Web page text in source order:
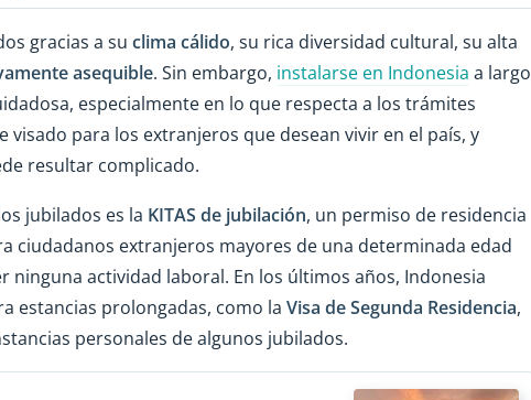
gracias a su clima cálido, su rica diversidad cultural, su alta
asequible. Sin embargo, instalarse en Indonesia a largo
especialmente en lo que respecta a los trámites
visado para los extranjeros que desean vivir en el país, y
resultar complicado.
jubilados es la KITAS de jubilación, un permiso de residencia
ciudadanos extranjeros mayores de una determinada edad
ninguna actividad laboral. En los últimos años, Indonesia
estancias prolongadas, como la Visa de Segunda Residencia,
personales de algunos jubilados.